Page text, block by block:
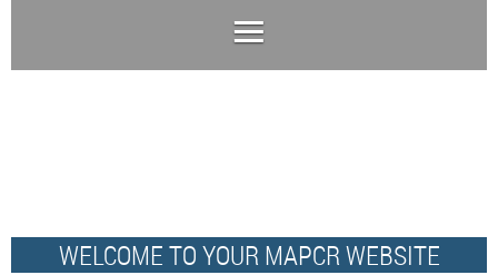
WELCOME TO YOUR MAPCR WEBSITE